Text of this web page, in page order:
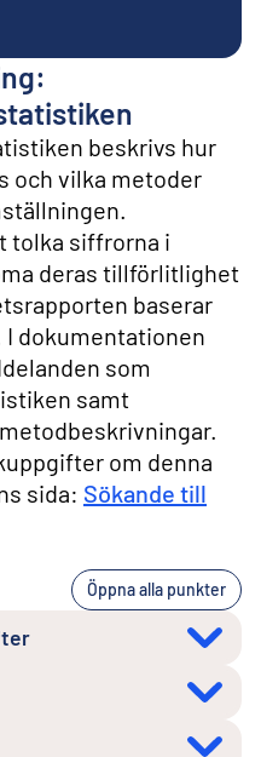
beskrivs hur
och vilka metoder
tolka siffrorna i
deras tillförlitlighet
baserar
I dokumentationen
som
samt
om denna
sida: Sökande till
Öppna alla punkter